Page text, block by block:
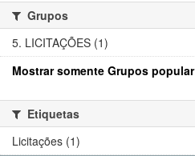
Grupos
5. LICITAÇÕES (1)
Mostrar somente Grupos popular
Etiquetas
Licitações (1)